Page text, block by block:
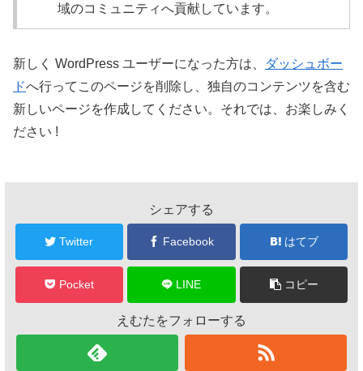
域のコミュニティへ貢献しています。
新しく WordPress ユーザーになった方は、
ダッシュボー
ドへ行ってこのページを削除し、独自のコンテンツを含む
新しいページを作成してください。それでは、お楽しみく
ださい !
シェアする
Twitter Facebook はてブ
Pocket LINE コピー
えむたをフォローする